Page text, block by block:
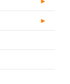
►